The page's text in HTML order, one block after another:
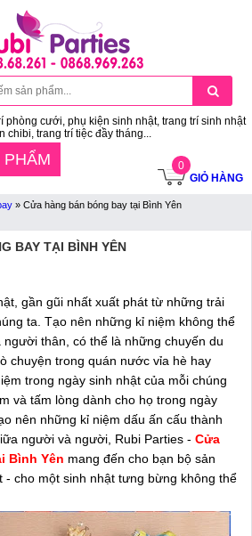
phòng cưới, phụ kiện sinh nhật, trang trí sinh nhật
chibi, trang trí tiệc đầy tháng...
0
GIỎ HÀNG
» Cửa hàng bán bóng bay tại Bình Yên
BAY TẠI BÌNH YÊN
gần gũi nhất xuất phát từ những trải
ta. Tạo nên những kỉ niệm không thể
thân, có thể là những chuyến du
chuyện trong quán nước vỉa hè hay
trong ngày sinh nhật của mỗi chúng
và tấm lòng dành cho họ trong ngày
nên những kỉ niệm dấu ấn cấu thành
người và người, Rubi Parties - Cửa
Bình Yên mang đến cho bạn bộ sản
- cho một sinh nhật tưng bừng không thể